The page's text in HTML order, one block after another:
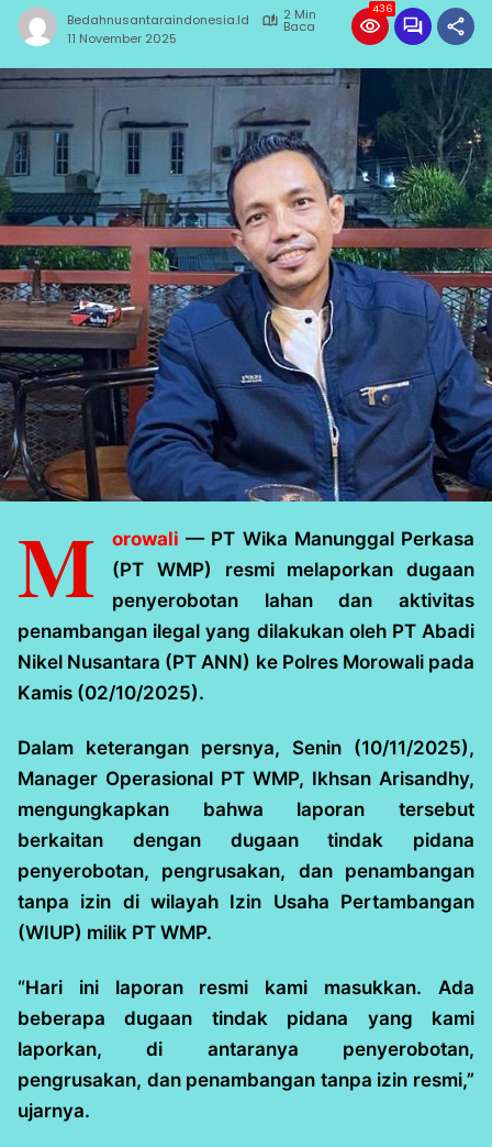
Bedahnusantaraindonesia.id 2 Min
Baca
11 November 2025
436
M orowali — PT Wika Manunggal Perkasa
(PT WMP) resmi melaporkan dugaan
penyerobotan lahan dan aktivitas
penambangan ilegal yang dilakukan oleh PT Abadi
Nikel Nusantara (PT ANN) ke Polres Morowali pada
Kamis (02/10/2025).
Dalam keterangan persnya, Senin (10/11/2025),
Manager Operasional PT WMP, Ikhsan Arisandhy,
mengungkapkan bahwa laporan tersebut
berkaitan dengan dugaan tindak pidana
penyerobotan, pengrusakan, dan penambangan
tanpa izin di wilayah Izin Usaha Pertambangan
(WIUP) milik PT WMP.
“Hari ini laporan resmi kami masukkan. Ada
beberapa dugaan tindak pidana yang kami
laporkan, di antaranya penyerobotan,
pengrusakan, dan penambangan tanpa izin resmi,”
ujarnya.